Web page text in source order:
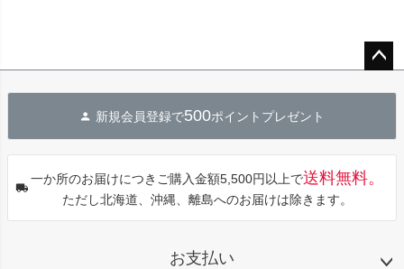
へ
新規会員登録で500ポイントプレゼント
一か所のお届けにつきご購入金額5,500円以上で送料無料。
ただし北海道、沖縄、離島へのお届けは除きます。
お支払い